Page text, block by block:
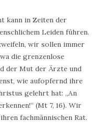
kann in Zeiten der
Leiden führen.
wir sollen immer
die grenzenlose
der Mut der Ärzte und
wie aufopfernd ihre
gelehrt hat: „An
(Mt 7, 16). Wir
fachmännischen Rat.